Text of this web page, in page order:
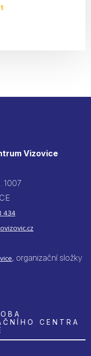
Vizovice
1007
434
, organizační složky
CENTRA